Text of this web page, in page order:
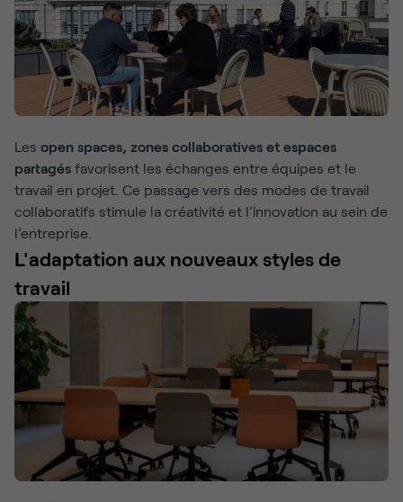
Les open spaces, zones collaboratives et espaces
partagés favorisent les échanges entre équipes et le
travail en projet. Ce passage vers des modes de travail
collaboratifs stimule la créativité et l’innovation au sein de
l’entreprise.
L'adaptation aux nouveaux styles de
travail